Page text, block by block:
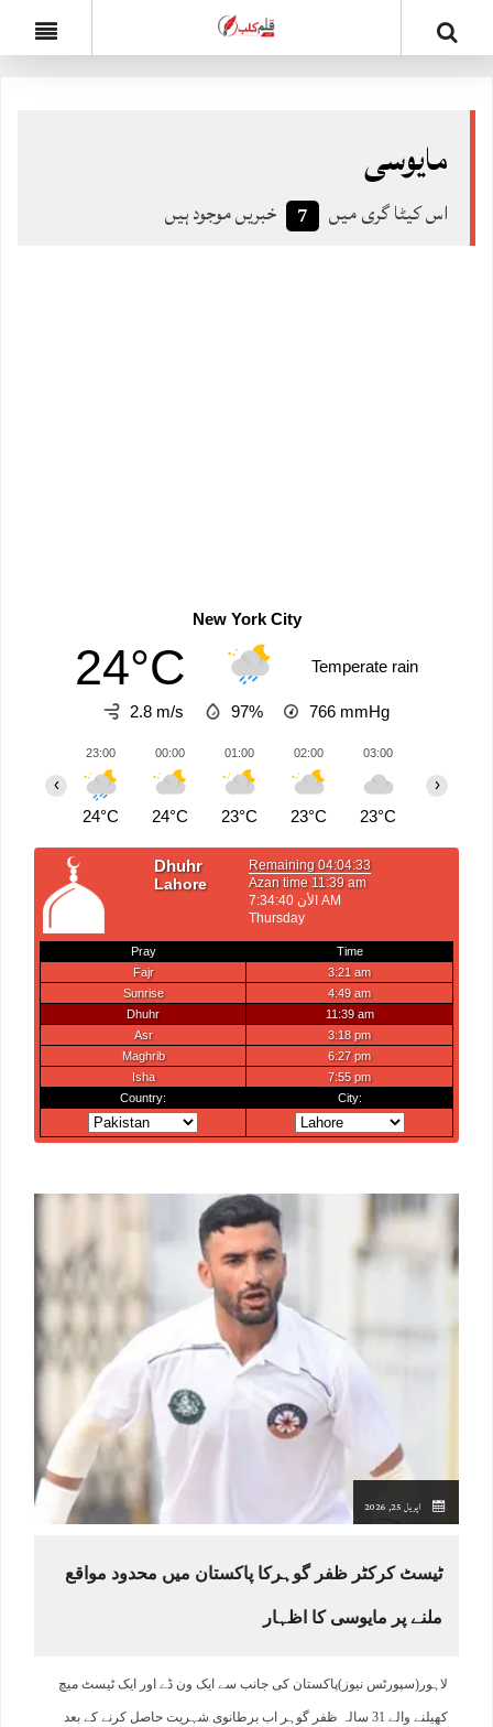
مایوسی
اس کیٹا گری میں 7 خبریں موجود ہیں
New York City
24°C Temperate rain
2.8 m/s 97% 766 mmHg
23:00
24°C
00:00
24°C
01:00
23°C
02:00
23°C
03:00
23°C
‹ ›
اپریل 25, 2026
ٹیسٹ کرکٹر ظفر گوہرکا پاکستان میں محدود مواقع
ملنے پر مایوسی کا اظہار
لاہور(سپورٹس نیوز)پاکستان کی جانب سے ایک ون ڈے اور ایک ٹیسٹ میچ
کھیلنے والے 31 سالہ ظفر گوہر اب برطانوی شہریت حاصل کرنے کے بعد